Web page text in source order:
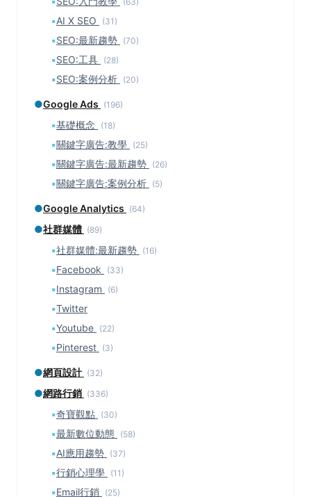
▪AI X SEO (31)
▪SEO:最新趨勢 (70)
▪SEO:工具 (28)
▪SEO:案例分析 (20)
●Google Ads (196)
▪基礎概念 (18)
▪關鍵字廣告:教學 (25)
▪關鍵字廣告:最新趨勢 (26)
▪關鍵字廣告:案例分析 (5)
●Google Analytics (64)
●社群媒體 (89)
▪社群媒體:最新趨勢 (16)
▪Facebook (33)
▪Instagram (6)
▪Twitter
▪Youtube (22)
▪Pinterest (3)
●網頁設計 (32)
●網路行銷 (336)
▪奇寶觀點 (30)
▪最新數位動態 (58)
▪AI應用趨勢 (37)
▪行銷心理學 (11)
▪Email行銷 (25)